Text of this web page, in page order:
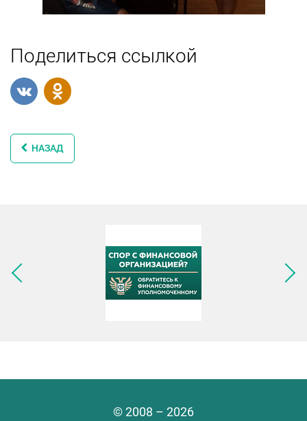
Поделиться ссылкой
НАЗАД
Следующее изображение
© 2008 – 2026